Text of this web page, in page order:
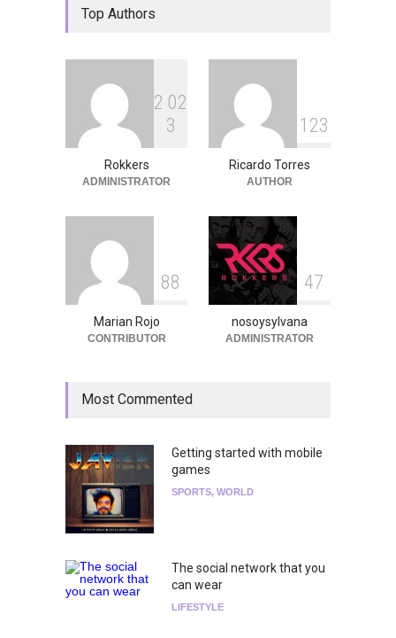
Breaking News,Conciertos
Peces Raros anuncia show
en el Auditorio BB de la
Ciudad de México
ARTICULO ,Breaking
Top Authors
2 02
3
Rokkers
ADMINISTRATOR
1 23
Ricardo Torres
AUTHOR
88
Marian Rojo
CONTRIBUTOR
47
nosoysylvana
ADMINISTRATOR
Most Commented
Getting started with mobile
games
SPORTS, WORLD
The social network that you
can wear
LIFESTYLE